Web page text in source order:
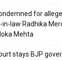
for
law Radhika
Mehta
stays BJP